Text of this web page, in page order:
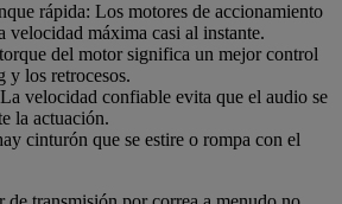
rápida: Los motores de accionamiento
velocidad máxima casi al instante.
del motor significa un mejor control
y los retrocesos.
velocidad confiable evita que el audio se
la actuación.
cinturón que se estire o rompa con el